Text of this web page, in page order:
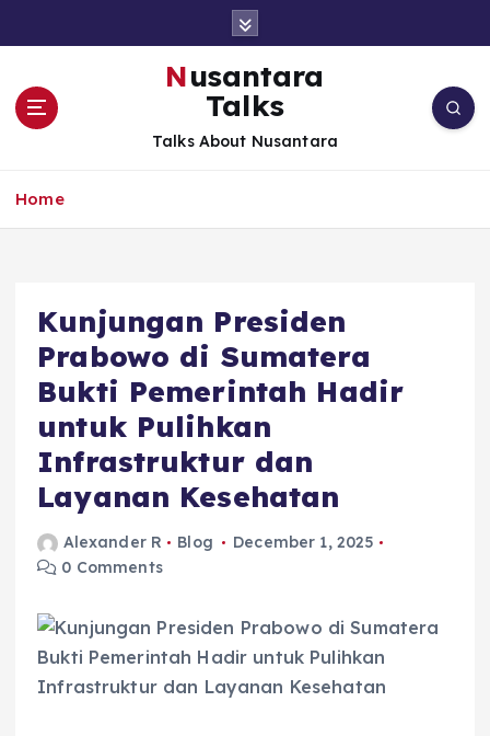
Nusantara
Talks
Talks About Nusantara
Home
Kunjungan Presiden
Prabowo di Sumatera
Bukti Pemerintah Hadir
untuk Pulihkan
Infrastruktur dan
Layanan Kesehatan
Alexander R Blog
December 1, 2025
0 Comments